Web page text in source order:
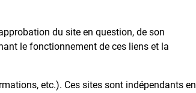
du site en question, de son
le fonctionnement de ces liens et la
etc.). Ces sites sont indépendants en